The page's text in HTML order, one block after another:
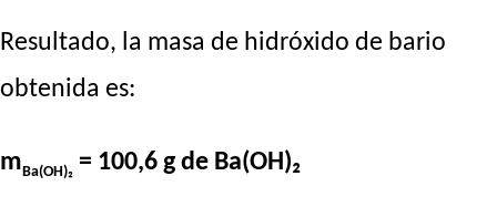
Resultado, la masa de hidróxido de bario
obtenida es:
m Ba(OH)₂ = 100,6 g de Ba(OH)₂